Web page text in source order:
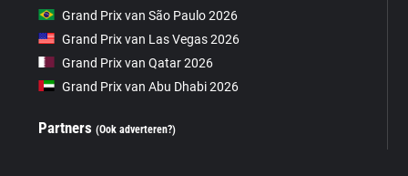
Grand Prix van São Paulo 2026
Grand Prix van Las Vegas 2026
Grand Prix van Qatar 2026
Grand Prix van Abu Dhabi 2026
Partners(Ook adverteren?)